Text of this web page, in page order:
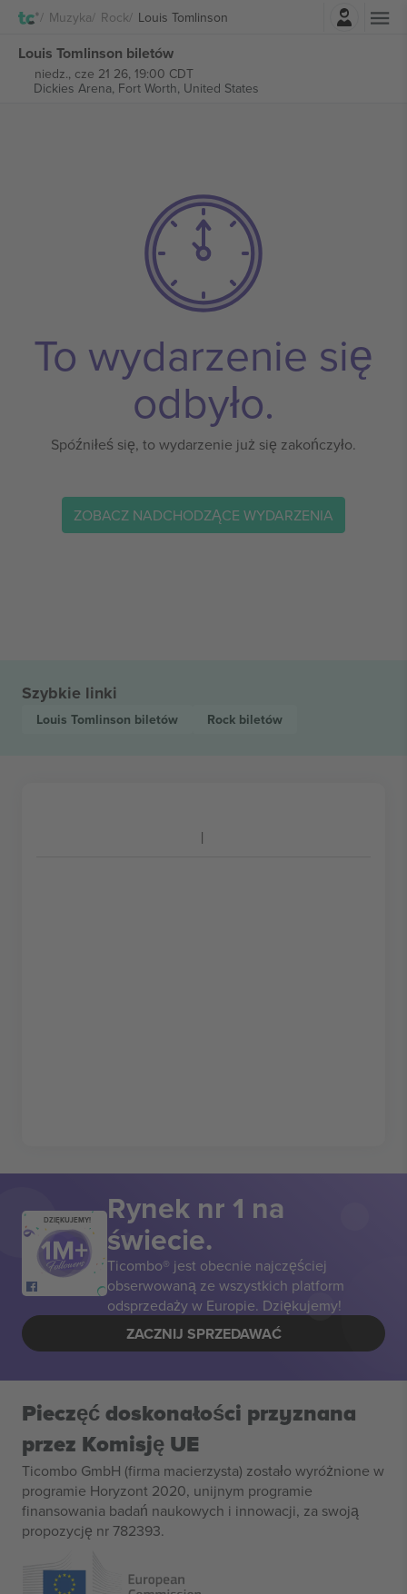
Muzyka Rock Louis TomlinsonZaloguj sie
Louis Tomlinson biletów
niedz., cze 21 26, 19:00 CDT
Dickies Arena, Fort Worth, United States
To wydarzenie się
odbyło.
Spóźniłeś się, to wydarzenie już się zakończyło.
ZOBACZ NADCHODZĄCE WYDARZENIA
Szybkie linki
Louis Tomlinson biletów Rock biletów
DZIĘKUJEMY! Rynek nr 1 na
świecie.
Ticombo® jest obecnie najczęściej
obserwowaną ze wszystkich platform
odsprzedaży w Europie. Dziękujemy!
ZACZNIJ SPRZEDAWAĆ
Pieczęć doskonałości przyznana
przez Komisję UE
Ticombo GmbH (firma macierzysta) zostało wyróżnione w
programie Horyzont 2020, unijnym programie
finansowania badań naukowych i innowacji, za swoją
propozycję nr 782393.